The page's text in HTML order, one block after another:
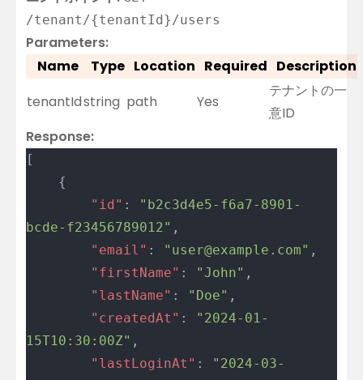
/tenant/{tenantId}/users
Parameters:
Name
Type Location Required Description
tenantIdstring path Yes
テナントの一
意ID
Response:
[
	{
		"id"
:
"b2c3d4e5-f6a7-8901-
bcde-f23456789012" ,
		"email"
: "user@example.com" ,
		"firstName"
: "John" ,
		"lastName"
: "Doe" ,
		"createdAt"
:
"2024-01-
15T10:30:00Z" ,
		"lastLoginAt"
:
"2024-03-